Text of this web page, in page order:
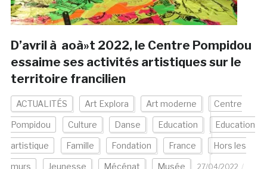
D’avril à aoà»t 2022, le Centre Pompidou
essaime ses activités artistiques sur le
territoire francilien
ACTUALITÉS Art Explora Art moderne Centre
Pompidou Culture Danse Education Education
artistique Famille Fondation France Hors les
murs Jeunesse Mécénat Musée
27/04/2022